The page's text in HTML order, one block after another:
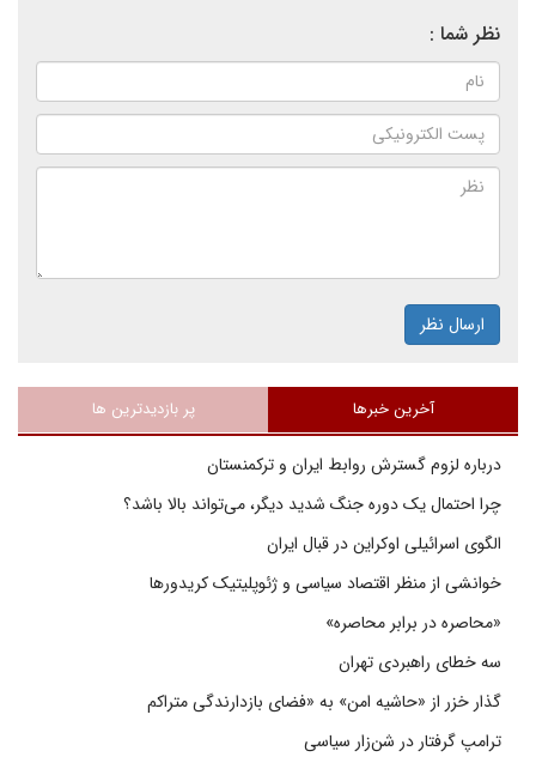
نظر شما :
ارسال نظر
آخرین خبرها پر بازدیدترین ها
درباره لزوم گسترش روابط ایران و ترکمنستان
چرا احتمال یک دوره جنگ شدید دیگر، می‌تواند بالا باشد؟
الگوی اسرائیلی اوکراین در قبال ایران
خوانشی از منظر اقتصاد سیاسی و ژئوپلیتیک کریدورها
«محاصره در برابر محاصره»
سه خطای راهبردی تهران
گذار خزر از «حاشیه امن» به «فضای بازدارندگی متراکم
ترامپ گرفتار در شن‌زار سیاسی